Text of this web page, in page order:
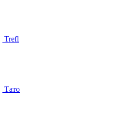
Trefl
Тато